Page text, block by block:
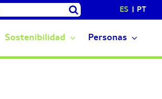
ES PT
Sostenibilidad Personas